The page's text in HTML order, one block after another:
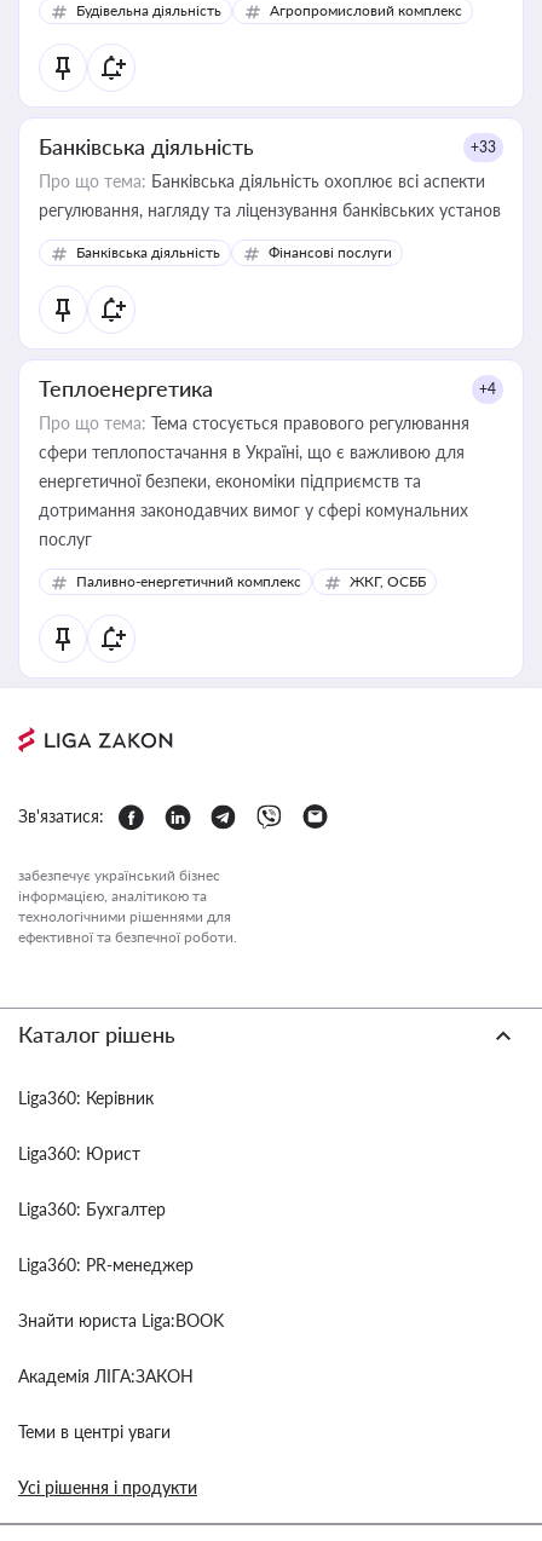
Будівельна діяльність Агропромисловий комплекс
Банківська діяльність +33
Про що тема: Банківська діяльність охоплює всі аспекти
регулювання, нагляду та ліцензування банківських установ
Банківська діяльність Фінансові послуги
Теплоенергетика +4
Про що тема: Тема стосується правового регулювання
сфери теплопостачання в Україні, що є важливою для
енергетичної безпеки, економіки підприємств та
дотримання законодавчих вимог у сфері комунальних
послуг
Паливно-енергетичний комплекс ЖКГ, ОСББ
Зв'язатися:
забезпечує український бізнес
інформацією, аналітикою та
технологічними рішеннями для
ефективної та безпечної роботи.
Каталог рішень
Liga360: Керівник
Liga360: Юрист
Liga360: Бухгалтер
Liga360: PR-менеджер
Знайти юриста Liga:BOOK
Академія ЛІГА:ЗАКОН
Теми в центрі уваги
Усі рішення і продукти